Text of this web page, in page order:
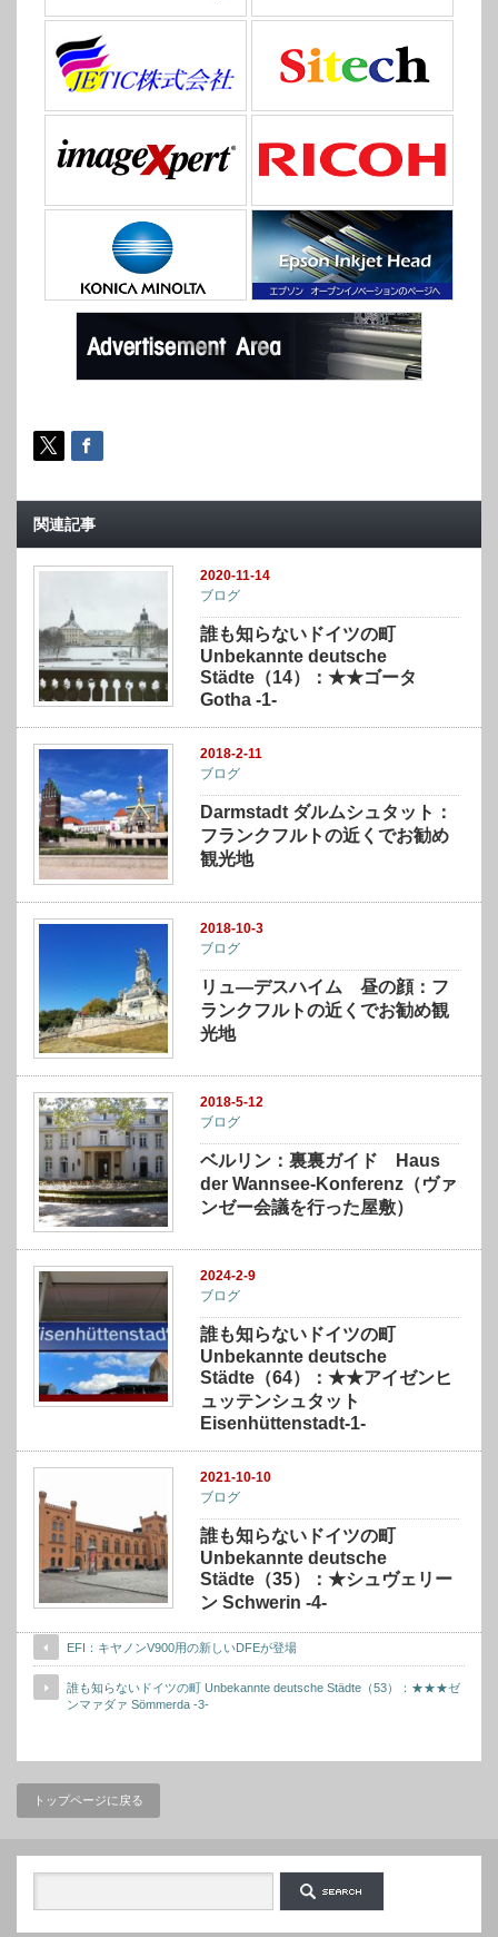
関連記事
2020-11-14
ブログ
誰も知らないドイツの町
Unbekannte deutsche
Städte（14）：★★ゴータ
Gotha -1-
2018-2-11
ブログ
Darmstadt ダルムシュタット：
フランクフルトの近くでお勧め
観光地
2018-10-3
ブログ
リュ―デスハイム 昼の顔：フ
ランクフルトの近くでお勧め観
光地
2018-5-12
ブログ
ベルリン：裏裏ガイド Haus
der Wannsee-Konferenz（ヴァ
ンゼー会議を行った屋敷）
2024-2-9
ブログ
誰も知らないドイツの町
Unbekannte deutsche
Städte（64）：★★アイゼンヒ
ュッテンシュタット
Eisenhüttenstadt-1-
2021-10-10
ブログ
誰も知らないドイツの町
Unbekannte deutsche
Städte（35）：★シュヴェリー
ン Schwerin -4-
EFI：キヤノンV900用の新しいDFEが登場
誰も知らないドイツの町 Unbekannte deutsche Städte（53）：★★★ゼ
ンマァダァ Sömmerda -3-
トップページに戻る